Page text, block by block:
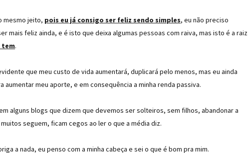
mesmo jeito, pois eu já consigo ser feliz sendo simples, eu não preciso
mais feliz ainda, e é isto que deixa algumas pessoas com raiva, mas isto é a raiz
tem.
que meu custo de vida aumentará, duplicará pelo menos, mas eu ainda
meu aporte, e em consequência a minha renda passiva.
alguns blogs que dizem que devemos ser solteiros, sem filhos, abandonar a
seguem, ficam cegos ao ler o que a média diz.
a nada, eu penso com a minha cabeça e sei o que é bom pra mim.